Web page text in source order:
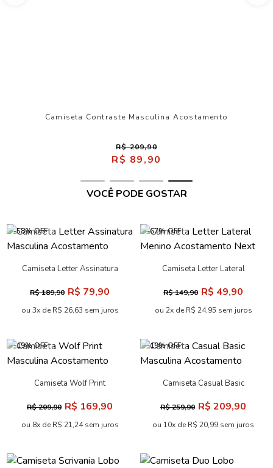
Camiseta Contraste Masculina Acostamento
R$ 209,90
R$ 89,90
VOCÊ PODE GOSTAR
-58% OFF
Camiseta Letter Assinatura
R$ 189,90 R$ 79,90
ou 3x de R$ 26,63 sem juros
-67% OFF
Camiseta Letter Lateral
R$ 149,90 R$ 49,90
ou 2x de R$ 24,95 sem juros
-19% OFF
Camiseta Wolf Print
R$ 209,90 R$ 169,90
ou 8x de R$ 21,24 sem juros
-19% OFF
Camiseta Casual Basic
R$ 259,90 R$ 209,90
ou 10x de R$ 20,99 sem juros